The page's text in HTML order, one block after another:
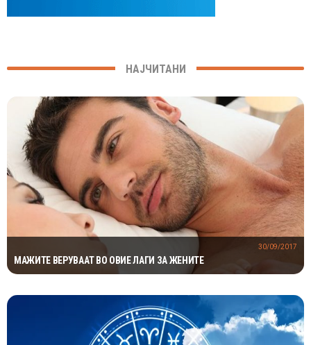
НАЈЧИТАНИ
МАЖИТЕ ВЕРУВААТ ВО ОВИЕ ЛАГИ ЗА ЖЕНИТЕ
30/09/2017